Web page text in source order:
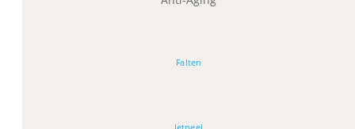
Falten